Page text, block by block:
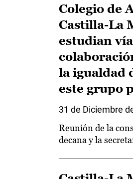
Colegio de
Castilla-La
estudian
la igualdad
este grupo
31 de Diciembre
Reunión de la
decana y la